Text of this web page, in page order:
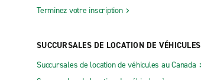
Terminez votre inscription
SUCCURSALES DE LOCATION DE VÉHICULES
Succursales de location de véhicules au Canada